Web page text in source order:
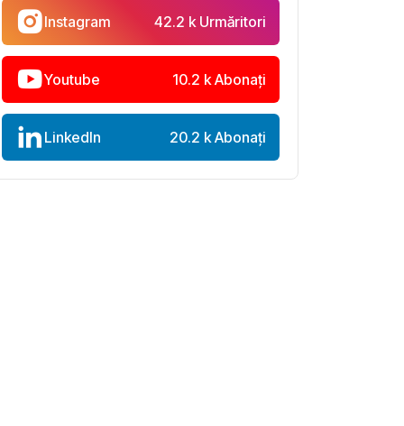
Instagram 42.2 k Urmăritori
Youtube 10.2 k Abonați
LinkedIn 20.2 k Abonați